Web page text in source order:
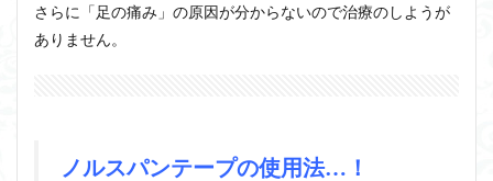
さらに「足の痛み」の原因が分からないので治療のしようが
ありません。
ノルスパンテープの使用法…！